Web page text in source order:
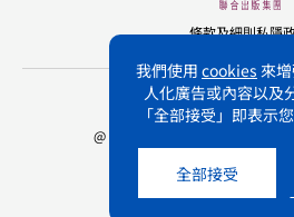
我們使用 cookies 來
人化廣告或內容以及
「全部接受」即表示
全部接受
版權所有 不得轉載 三聯書
@ Joint Publishing (Hong Kong)
All rights
條款及細則私隱